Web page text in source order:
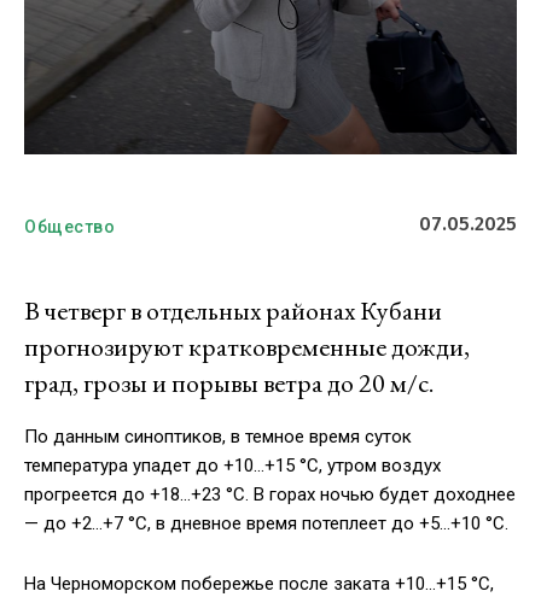
Общество 07.05.2025
В четверг в отдельных районах Кубани
прогнозируют кратковременные дожди,
град, грозы и порывы ветра до 20 м/с.
По данным синоптиков, в темное время суток
температура упадет до +10…+15 °С, утром воздух
прогреется до +18…+23 °С. В горах ночью будет доходнее
— до +2…+7 °С, в дневное время потеплеет до +5…+10 °С.
На Черноморском побережье после заката +10…+15 °С,